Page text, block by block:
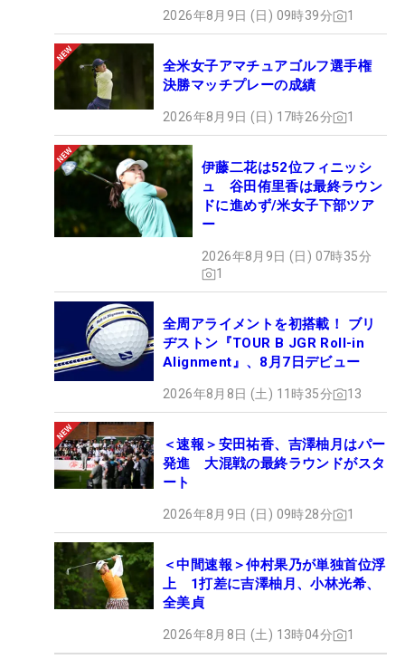
2026年8月9日 (日) 09時39分 1
全米女子アマチュアゴルフ選手権
決勝マッチプレーの成績
2026年8月9日 (日) 17時26分 1
伊藤二花は52位フィニッシ
ュ 谷田侑里香は最終ラウン
ドに進めず/米女子下部ツア
ー
2026年8月9日 (日) 07時35分
1
全周アライメントを初搭載！ ブリ
ヂストン『TOUR B JGR Roll-in
Alignment』、8月7日デビュー
2026年8月8日 (土) 11時35分 13
＜速報＞安田祐香、吉澤柚月はパー
発進 大混戦の最終ラウンドがスタ
ート
2026年8月9日 (日) 09時28分 1
＜中間速報＞仲村果乃が単独首位浮
上 1打差に吉澤柚月、小林光希、
全美貞
2026年8月8日 (土) 13時04分 1